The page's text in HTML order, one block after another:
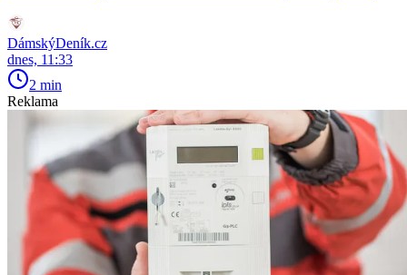
DámskýDeník.cz
dnes, 11:33
2 min
Reklama